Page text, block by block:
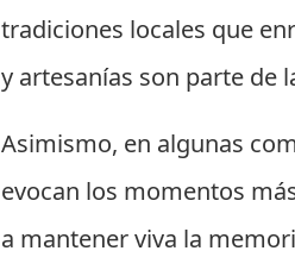
tradiciones locales que
y artesanías son parte de
Asimismo, en algunas
evocan los momentos
a mantener viva la